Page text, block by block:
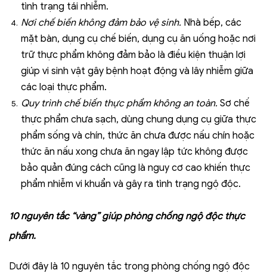
tình trạng tái nhiễm.
Nơi chế biến không đảm bảo vệ sinh. Nhà bếp, các
mặt bàn, dụng cụ chế biến, dụng cụ ăn uống hoặc nơi
trữ thực phẩm không đảm bảo là điều kiện thuận lợi
giúp vi sinh vật gây bệnh hoạt động và lây nhiễm giữa
các loại thực phẩm.
Quy trình chế biến thực phẩm không an toàn. Sơ chế
thực phẩm chưa sạch, dùng chung dụng cụ giữa thực
phẩm sống và chín, thức ăn chưa được nấu chín hoặc
thức ăn nấu xong chưa ăn ngay lập tức không được
bảo quản đúng cách cũng là nguy cơ cao khiến thực
phẩm nhiễm vi khuẩn và gây ra tình trạng ngộ độc.
10 nguyên tắc “vàng” giúp phòng chống ngộ độc thực
phẩm.
Dưới đây là 10 nguyên tắc trong phòng chống ngộ độc